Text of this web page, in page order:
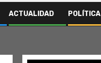
ACTUALIDAD POLÍTICA